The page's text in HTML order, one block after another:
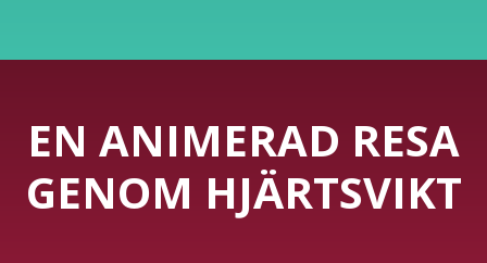
EN ANIMERAD RESA
GENOM HJÄRTSVIKT